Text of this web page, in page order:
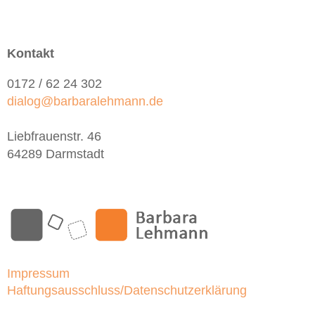
Kontakt
0172 / 62 24 302
dialog@barbaralehmann.de
Liebfrauenstr. 46
64289 Darmstadt
Impressum
Haftungsausschluss/Datenschutzerklärung